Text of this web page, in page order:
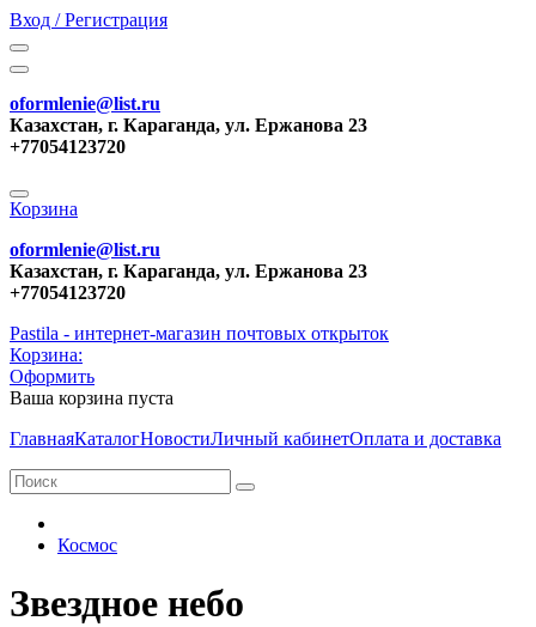
Вход / Регистрация
oformlenie@list.ru
Казахстан, г. Караганда, ул. Ержанова 23
+77054123720
Корзина
oformlenie@list.ru
Казахстан, г. Караганда, ул. Ержанова 23
+77054123720
Pastila - интернет-магазин почтовых открыток
Корзина:
Оформить
Ваша корзина пуста
ГлавнаяКаталогНовостиЛичный кабинетОплата и доставка
Космос
Звездное небо